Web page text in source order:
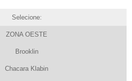
Selecione:
ZONA OESTE
Brooklin
Chacara Klabin